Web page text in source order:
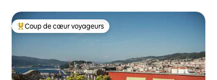
Coups de cœur voyageurs les plus appréciés
Coup de cœur voyageurs